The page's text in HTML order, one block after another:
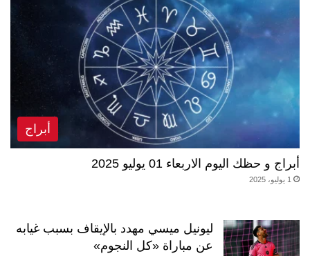
أبراج
أبراج و حظك اليوم الاربعاء 01 يوليو 2025
1 يوليو، 2025
ليونيل ميسي مهدد بالإيقاف بسبب غيابه
عن مباراة «كل النجوم»